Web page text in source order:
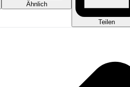
Ähnlich
Teilen